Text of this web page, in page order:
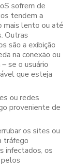
sofrem de
tendem a
mais lento ou até
Outras
são a exibição
na conexão ou
se o usuário
que esteja
ou redes
proveniente de
os sites ou
tráfego
infectados, os